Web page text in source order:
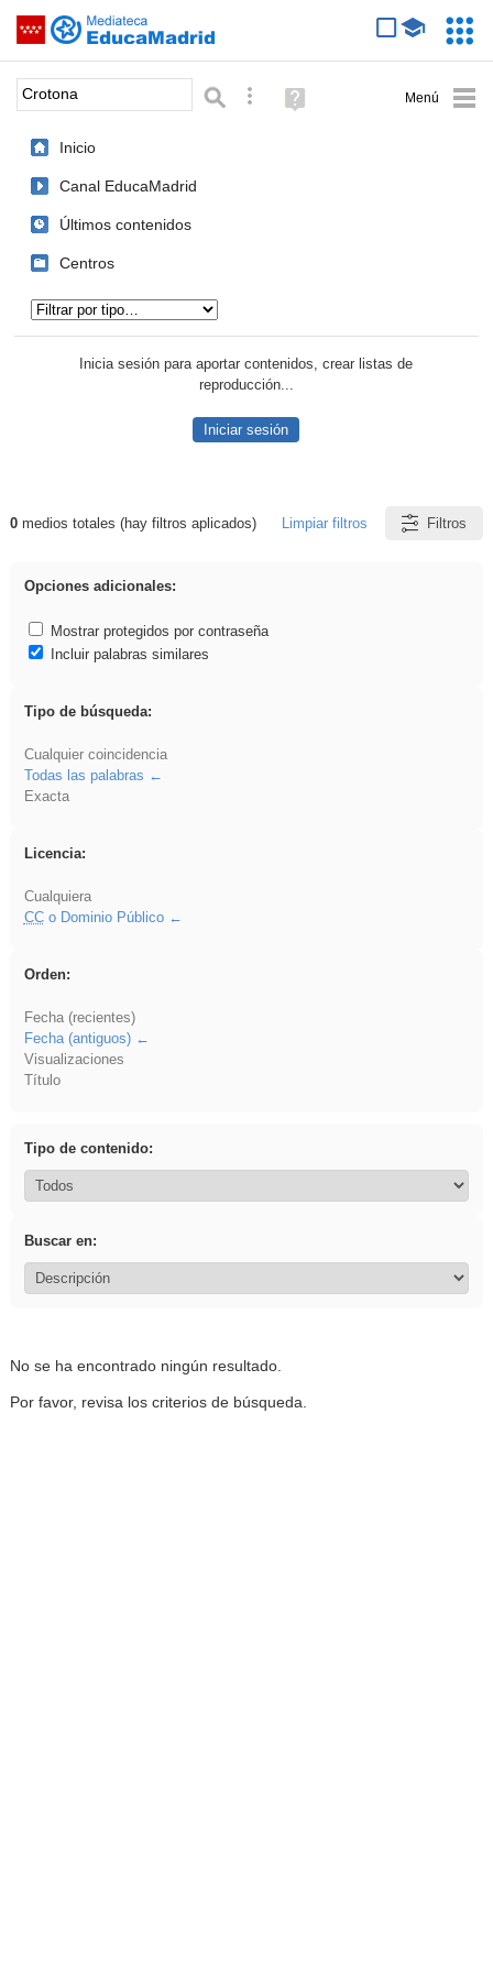
Saltar navegación
Palabra o frase: Búsqueda avanzada
Ayuda
(en
Inicio
Canal EducaMadrid
Últimos contenidos
Centros
Inicia sesión para aportar contenidos, crear listas de
reproducción...
Iniciar sesión
Resultados de: Crotona
0medios totales (hay filtros aplicados) Limpiar filtros Filtros
Opciones adicionales:
Mostrar protegidos por contraseña
Incluir palabras similares
Tipo de búsqueda:
Cualquier coincidencia
Todas las palabras
Exacta
Licencia:
Cualquiera
CCo Dominio Público
Orden:
Fecha (recientes)
Fecha (antiguos)
Visualizaciones
Título
Tipo de contenido:
Buscar en:
No se ha encontrado ningún resultado.
Por favor, revisa los criterios de búsqueda.